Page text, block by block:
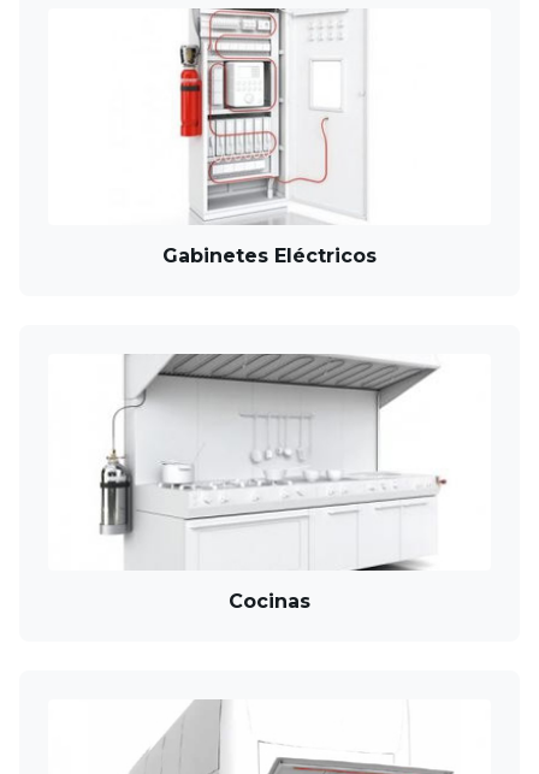
Gabinetes Eléctricos
Cocinas